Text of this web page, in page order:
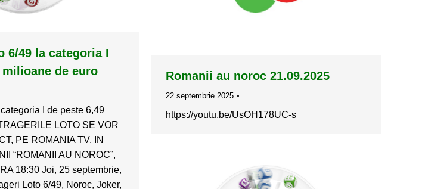
6/49 la categoria I
milioane de euro
I de peste 6,49
LOTO SE VOR
PE ROMANIA TV, IN
“ROMANII AU NOROC”,
18:30 Joi, 25 septembrie,
Loto 6/49, Noroc, Joker,
Romanii au noroc 21.09.2025
22 septembrie 2025
https://youtu.be/UsOH178UC-s